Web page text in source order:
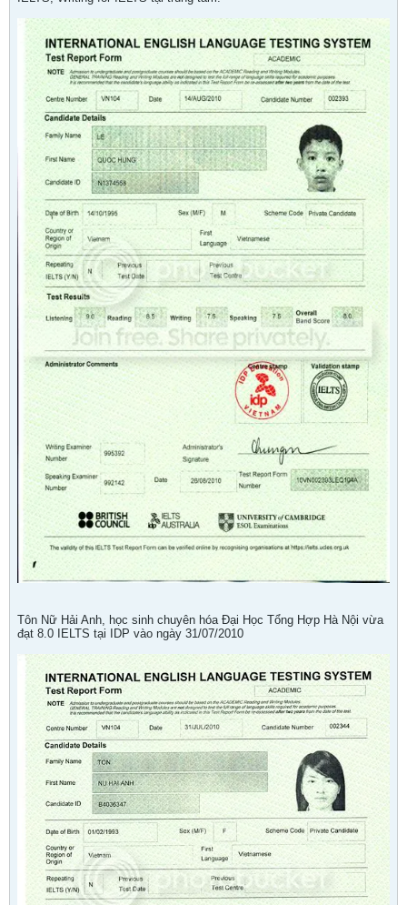
Tôn Nữ Hải Anh, học sinh chuyên hóa Đại Học Tổng Hợp Hà Nội vừa
đạt 8.0 IELTS tại IDP vào ngày 31/07/2010